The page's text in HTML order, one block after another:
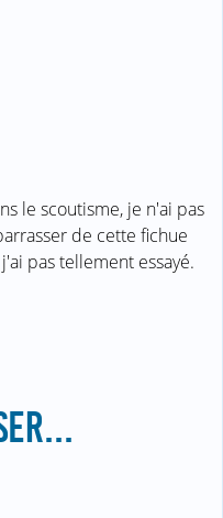
le scoutisme, je n'ai pas
de cette fichue
pas tellement essayé.